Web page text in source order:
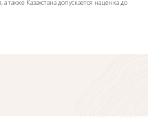
также Казахстана допускается наценка до